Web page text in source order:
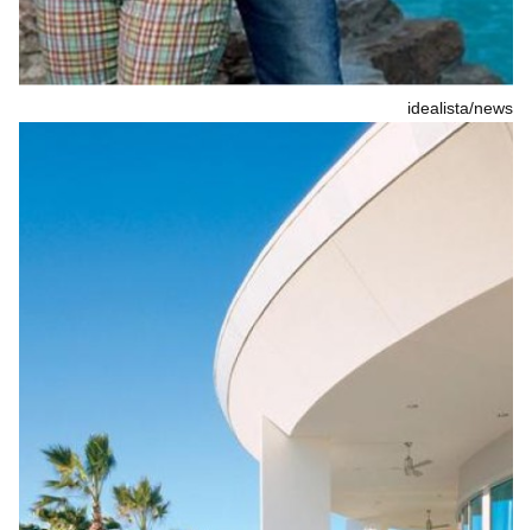
idealista/news